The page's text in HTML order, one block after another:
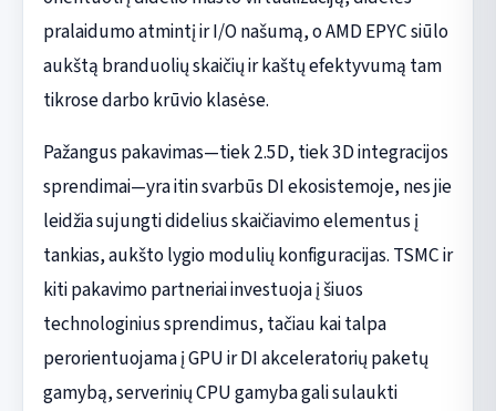
pralaidumo atmintį ir I/O našumą, o AMD EPYC siūlo
aukštą branduolių skaičių ir kaštų efektyvumą tam
tikrose darbo krūvio klasėse.
Pažangus pakavimas—tiek 2.5D, tiek 3D integracijos
sprendimai—yra itin svarbūs DI ekosistemoje, nes jie
leidžia sujungti didelius skaičiavimo elementus į
tankias, aukšto lygio modulių konfiguracijas. TSMC ir
kiti pakavimo partneriai investuoja į šiuos
technologinius sprendimus, tačiau kai talpa
perorientuojama į GPU ir DI akceleratorių paketų
gamybą, serverinių CPU gamyba gali sulaukti